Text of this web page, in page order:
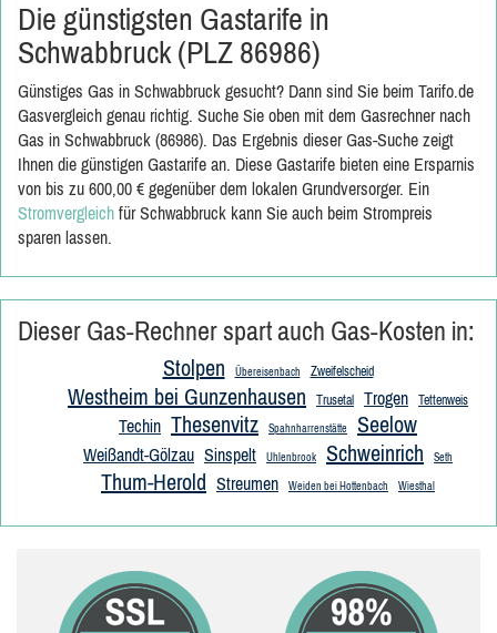
Die günstigsten Gastarife in
Schwabbruck (PLZ 86986)
Günstiges Gas in Schwabbruck gesucht? Dann sind Sie beim Tarifo.de
Gasvergleich genau richtig. Suche Sie oben mit dem Gasrechner nach
Gas in Schwabbruck (86986). Das Ergebnis dieser Gas-Suche zeigt
Ihnen die günstigen Gastarife an. Diese Gastarife bieten eine Ersparnis
von bis zu 600,00 € gegenüber dem lokalen Grundversorger. Ein
Stromvergleich für Schwabbruck kann Sie auch beim Strompreis
sparen lassen.
Dieser Gas-Rechner spart auch Gas-Kosten in:
Stolpen Übereisenbach Zweifelscheid
Westheim bei Gunzenhausen Trusetal Trogen Tettenweis
Techin Thesenvitz Spahnharrenstätte Seelow
Weißandt-Gölzau Sinspelt Uhlenbrook Schweinrich Seth
Thum-Herold Streumen Weiden bei Hottenbach Wiesthal